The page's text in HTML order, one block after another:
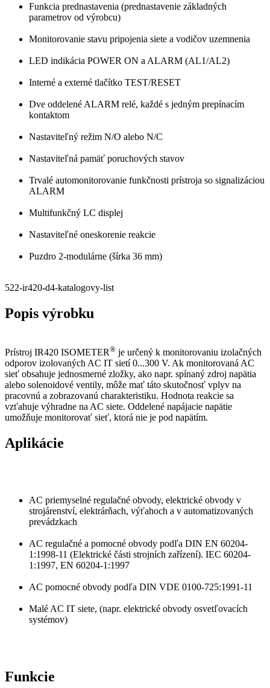
Funkcia prednastavenia (prednastavenie základných
parametrov od výrobcu)
Monitorovanie stavu pripojenia siete a vodičov uzemnenia
LED indikácia POWER ON a ALARM (AL1/AL2)
Interné a externé tlačítko TEST/RESET
Dve oddelené ALARM relé, každé s jedným prepínacím
kontaktom
Nastaviteľný režim N/O alebo N/C
Nastaviteľná pamäť poruchových stavov
Trvalé automonitorovanie funkčnosti prístroja so signalizáciou
ALARM
Multifunkčný LC displej
Nastaviteľné oneskorenie reakcie
Puzdro 2-modulárne (šírka 36 mm)
522-ir420-d4-katalogovy-list
Popis výrobku
Prístroj IR420 ISOMETER® je určený k monitorovaniu izolačných
odporov izolovaných AC IT sietí 0...300 V. Ak monitorovaná AC
sieť obsahuje jednosmerné zložky, ako napr. spínaný zdroj napätia
alebo solenoidové ventily, môže mať táto skutočnosť vplyv na
pracovnú a zobrazovanú charakteristiku. Hodnota reakcie sa
vzťahuje výhradne na AC siete. Oddelené napájacie napätie
umožňuje monitorovať sieť, ktorá nie je pod napätím.
Aplikácie
AC priemyselné regulačné obvody, elektrické obvody v
strojárenství, elektrárňach, výťahoch a v automatizovaných
prevádzkach
AC regulačné a pomocné obvody podľa DIN EN 60204-
1:1998-11 (Elektrické části strojních zařízení). IEC 60204-
1:1997, EN 60204-1:1997
AC pomocné obvody podľa DIN VDE 0100-725:1991-11
Malé AC IT siete, (napr. elektrické obvody osvetľovacích
systémov)
Funkcie